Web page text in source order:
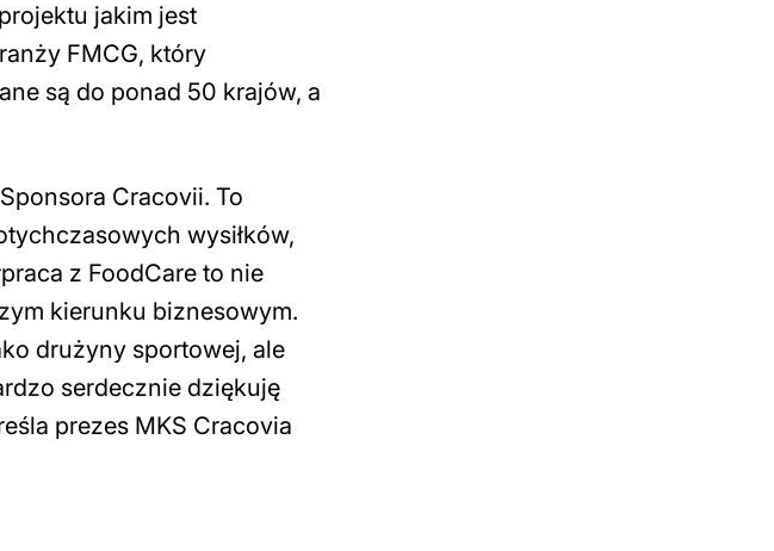
jakim jest
FMCG, który
są do ponad 50 krajów, a
Cracovii. To
wysiłków,
z FoodCare to nie
kierunku biznesowym.
drużyny sportowej, ale
serdecznie dziękuję
prezes MKS Cracovia